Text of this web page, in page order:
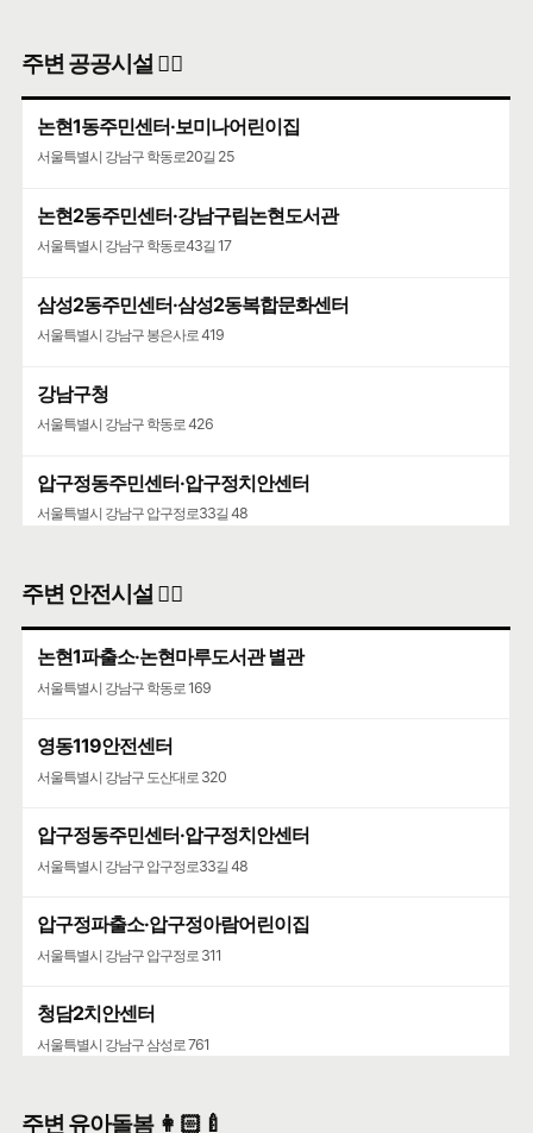
주변 공공시설 👨‍✈️
논현1동주민센터·보미나어린이집
서울특별시 강남구 학동로20길 25
논현2동주민센터·강남구립논현도서관
서울특별시 강남구 학동로43길 17
삼성2동주민센터·삼성2동복합문화센터
서울특별시 강남구 봉은사로 419
강남구청
서울특별시 강남구 학동로 426
압구정동주민센터·압구정치안센터
서울특별시 강남구 압구정로33길 48
서울특별시 강남구 압구정로79길 26
주변 안전시설 👮‍♀️
논현1파출소·논현마루도서관 별관
서울특별시 강남구 학동로 169
영동119안전센터
서울특별시 강남구 도산대로 320
압구정동주민센터·압구정치안센터
서울특별시 강남구 압구정로33길 48
압구정파출소·압구정아람어린이집
서울특별시 강남구 압구정로 311
청담2치안센터
서울특별시 강남구 삼성로 761
주변 유아돌봄 👩🏻‍🍼